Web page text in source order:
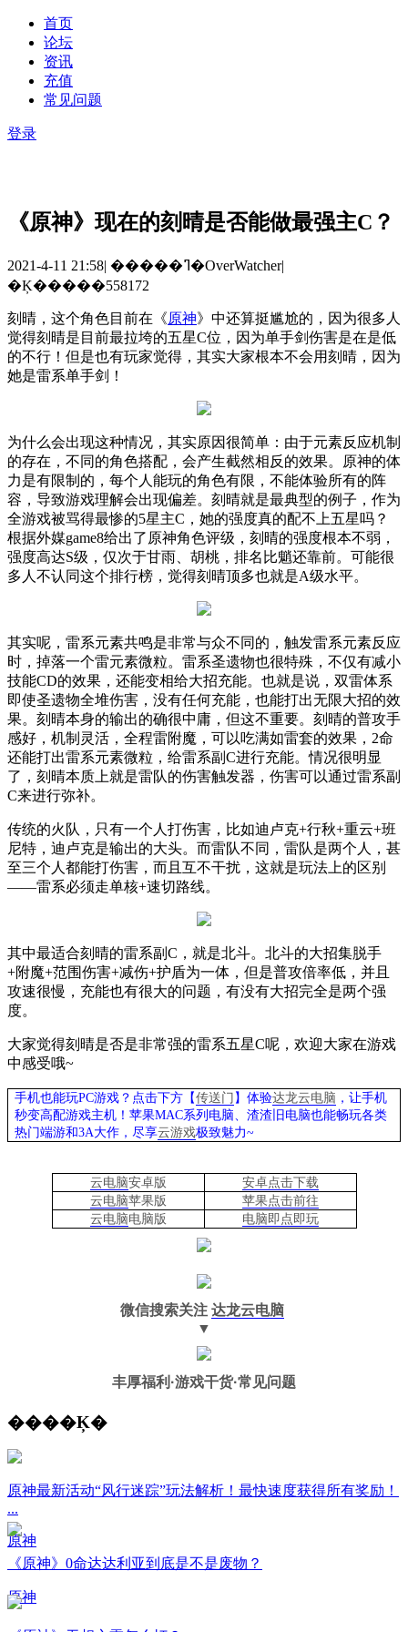
首页
论坛
资讯
充值
常见问题
登录
《原神》现在的刻晴是否能做最强主C？
2021-4-11 21:58| �����ߣ�OverWatcher|
�Ķ�����558172
刻晴，这个角色目前在《原神》中还算挺尴尬的，因为很多人
觉得刻晴是目前最拉垮的五星C位，因为单手剑伤害是在是低
的不行！但是也有玩家觉得，其实大家根本不会用刻晴，因为
她是雷系单手剑！
为什么会出现这种情况，其实原因很简单：由于元素反应机制
的存在，不同的角色搭配，会产生截然相反的效果。原神的体
力是有限制的，每个人能玩的角色有限，不能体验所有的阵
容，导致游戏理解会出现偏差。刻晴就是最典型的例子，作为
全游戏被骂得最惨的5星主C ，她的强度真的配不上五星吗？
根据外媒game8给出了原神角色评级，刻晴的强度根本不弱，
强度高达S级，仅次于甘雨、胡桃，排名比魈还靠前。可能很
多人不认同这个排行榜，觉得刻晴顶多也就是A级水平。
其实呢，雷系元素共鸣是非常与众不同的，触发雷系元素反应
时，掉落一个雷元素微粒。雷系圣遗物也很特殊，不仅有减小
技能CD的效果，还能变相给大招充能。也就是说，双雷体系
即使圣遗物全堆伤害，没有任何充能，也能打出无限大招的效
果。刻晴本身的输出的确很中庸，但这不重要。刻晴的普攻手
感好，机制灵活，全程雷附魔，可以吃满如雷套的效果， 2命
还能打出雷系元素微粒，给雷系副 C进行充能。情况很明显
了，刻晴本质上就是雷队的伤害触发器，伤害可以通过雷系副
C来进行弥补。
传统的火队，只有一个人打伤害，比如迪卢克+行秋+重云+班
尼特，迪卢克是输出的大头。而雷队不同，雷队是两个人，甚
至三个人都能打伤害，而且互不干扰，这就是玩法上的区别
——雷系必须走单核+速切路线。
其中最适合刻晴的雷系副 C ，就是北斗。北斗的大招集脱手
+附魔+范围伤害+减伤+护盾为一体，但是普攻倍率低，并且
攻速很慢，充能也有很大的问题，有没有大招完全是两个强
度。
大家觉得刻晴是否是非常强的雷系五星C呢，欢迎大家在游戏
中感受哦~
手机也能玩PC游戏？点击下方【传送门 】体验达龙云电脑 ，让手机
秒变高配游戏主机 ！苹果MAC系列电脑、渣渣旧电脑也能畅玩各类
热门端游和3A大作， 尽享云游戏极致魅力~
云电脑安卓版
安卓点击下载
云电脑苹果版
苹果点击前往
云电脑电脑 版 电脑即点即玩
微信搜索关注 达龙云电脑
▼
丰厚福利 ·游戏干货·常见问题
����Ķ�
原神最新活动“风行迷踪”玩法解析！最快速度获得所有奖励！
...
原神
《原神》0命达达利亚到底是不是废物？
原神